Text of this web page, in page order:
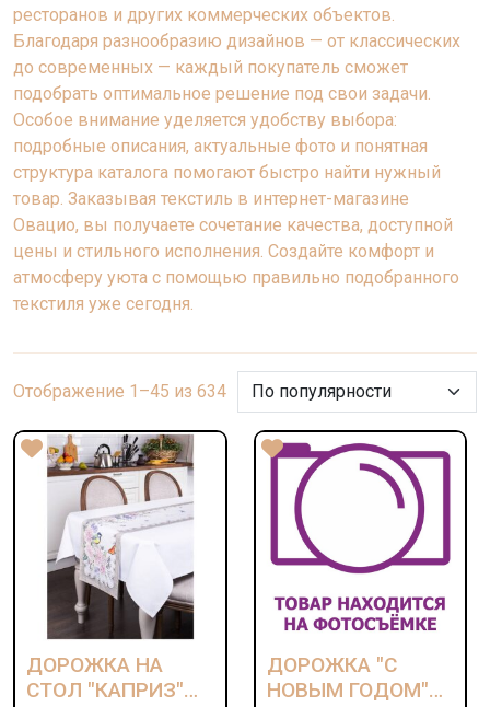
ресторанов и других коммерческих объектов.
Благодаря разнообразию дизайнов — от классических
до современных — каждый покупатель сможет
подобрать оптимальное решение под свои задачи.
Особое внимание уделяется удобству выбора:
подробные описания, актуальные фото и понятная
структура каталога помогают быстро найти нужный
товар. Заказывая текстиль в интернет-магазине
Овацио, вы получаете сочетание качества, доступной
цены и стильного исполнения. Создайте комфорт и
атмосферу уюта с помощью правильно подобранного
текстиля уже сегодня.
Отображение 1–45 из 634Сортировка:
по
рейтингу
ДОРОЖКА НА
СТОЛ "КАПРИЗ"
ДОРОЖКА "С
НОВЫМ ГОДОМ"